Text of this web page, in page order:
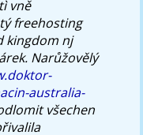
vně
freehosting
kingdom nj
Narůžovělý
australia-
všechen